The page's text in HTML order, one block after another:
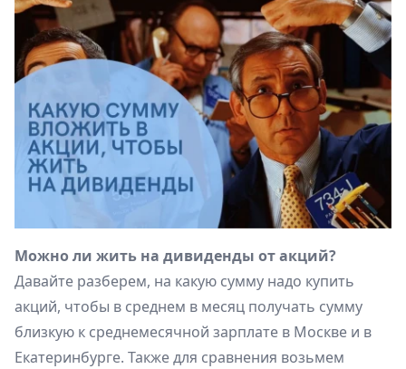
Можно ли жить на дивиденды от акций?
Давайте разберем, на какую сумму надо купить
акций, чтобы в среднем в месяц получать сумму
близкую к среднемесячной зарплате в Москве и в
Екатеринбурге. Также для сравнения возьмем